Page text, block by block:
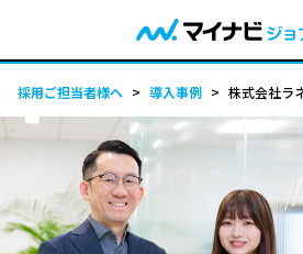
採用ご担当者様へ > 導入事例 > 株式会社ラ